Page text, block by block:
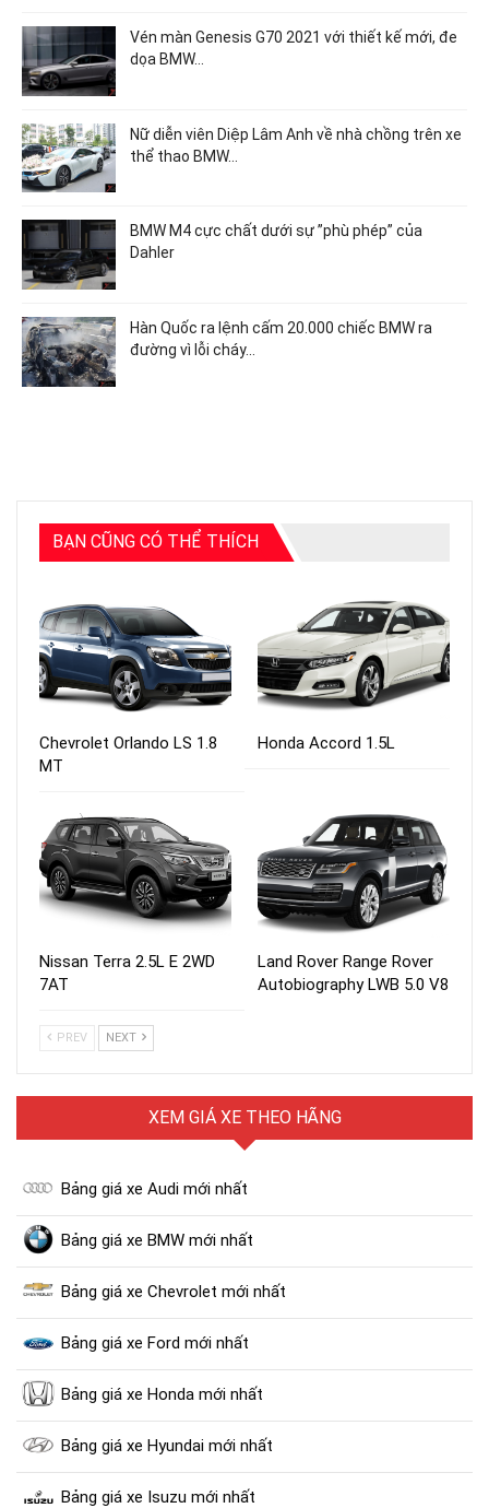
Vén màn Genesis G70 2021 với thiết kế mới, đe
dọa BMW…
Nữ diễn viên Diệp Lâm Anh về nhà chồng trên xe
thể thao BMW…
BMW M4 cực chất dưới sự ”phù phép” của
Dahler
Hàn Quốc ra lệnh cấm 20.000 chiếc BMW ra
đường vì lỗi cháy…
BẠN CŨNG CÓ THỂ THÍCH
Chevrolet Orlando LS 1.8
MT
Honda Accord 1.5L
Nissan Terra 2.5L E 2WD
7AT
Land Rover Range Rover
Autobiography LWB 5.0 V8
PREV NEXT
XEM GIÁ XE THEO HÃNG
Bảng giá xe Audi mới nhất
Bảng giá xe BMW mới nhất
Bảng giá xe Chevrolet mới nhất
Bảng giá xe Ford mới nhất
Bảng giá xe Honda mới nhất
Bảng giá xe Hyundai mới nhất
Bảng giá xe Isuzu mới nhất